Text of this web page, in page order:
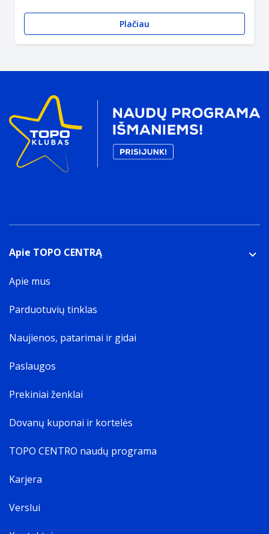
Plačiau
Apie TOPO CENTRĄ
Apie mus
Parduotuvių tinklas
Naujienos, patarimai ir gidai
Paslaugos
Prekiniai ženklai
Dovanų kuponai ir kortelės
TOPO CENTRO naudų programa
Karjera
Verslui